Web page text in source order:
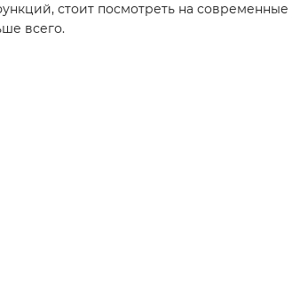
стоит посмотреть на современные
всего.